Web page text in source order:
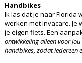
Handbikes
Ik las dat je naar Florida
werken met Invacare.
je eigen fiets. Een
ontwikkeling alleen voor
handbikes, zodat iedereen